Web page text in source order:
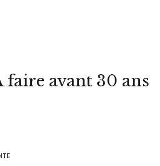
faire avant 30 ans